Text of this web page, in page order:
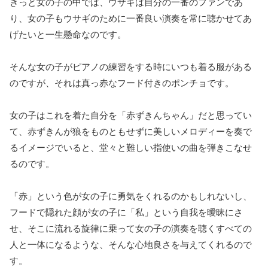
り、女の子もウサギのために一番良い演奏を常に聴かせてあ
げたいと一生懸命なのです。
そんな女の子がピアノの練習をする時にいつも着る服がある
のですが、それは真っ赤なフード付きのポンチョです。
女の子はこれを着た自分を「赤ずきんちゃん」だと思ってい
て、赤ずきんが狼をものともせずに美しいメロディーを奏で
るイメージでいると、堂々と難しい指使いの曲を弾きこなせ
るのです。
「赤」という色が女の子に勇気をくれるのかもしれないし、
フードで隠れた顔が女の子に「私」という自我を曖昧にさ
せ、そこに流れる旋律に乗って女の子の演奏を聴くすべての
人と一体になるような、そんな心地良さを与えてくれるので
す。